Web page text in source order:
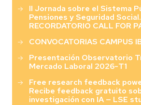
II Jornada sobre el Sistema
Pensiones y Seguridad Social.
RECORDATORIO CALL FOR
CONVOCATORIAS CAMPUS
Presentación Observatorio
Mercado Laboral 2026-T1
Free research feedback
Recibe feedback gratuito
investigación con IA — LSE